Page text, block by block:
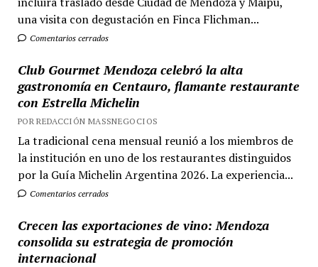
una visita con degustación en Finca Flichman...
Comentarios cerrados
Club Gourmet Mendoza celebró la alta
gastronomía en Centauro, flamante restaurante
con Estrella Michelin
POR REDACCIÓN MASSNEGOCIOS
La tradicional cena mensual reunió a los miembros de
la institución en uno de los restaurantes distinguidos
por la Guía Michelin Argentina 2026. La experiencia...
Comentarios cerrados
Crecen las exportaciones de vino: Mendoza
consolida su estrategia de promoción
internacional